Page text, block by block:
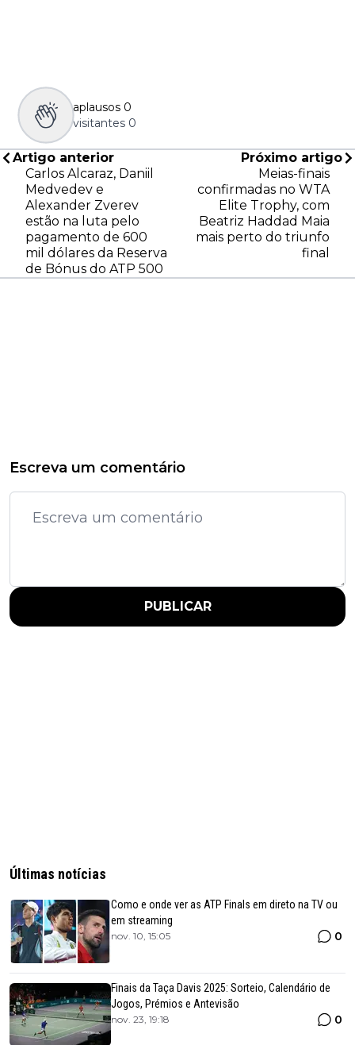
aplausos 0
visitantes 0
Artigo anterior
Carlos Alcaraz, Daniil
Medvedev e
Alexander Zverev
estão na luta pelo
pagamento de 600
mil dólares da Reserva
de Bónus do ATP 500
Próximo artigo
Meias-finais
confirmadas no WTA
Elite Trophy, com
Beatriz Haddad Maia
mais perto do triunfo
final
Escreva um comentário
PUBLICAR
Últimas notícias
Como e onde ver as ATP Finals em direto na TV ou
em streaming
nov. 10, 15:05 0
Finais da Taça Davis 2025: Sorteio, Calendário de
Jogos, Prémios e Antevisão
nov. 23, 19:18 0